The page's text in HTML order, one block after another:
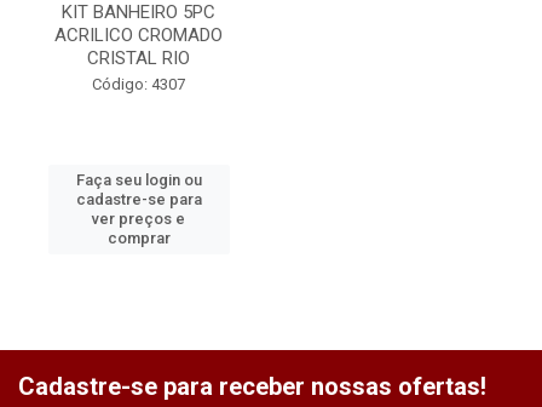
KIT BANHEIRO 5PC
ACRILICO CROMADO
CRISTAL RIO
Código: 4307
Faça seu login ou
cadastre-se para
ver preços e
comprar
Cadastre-se para receber nossas ofertas!